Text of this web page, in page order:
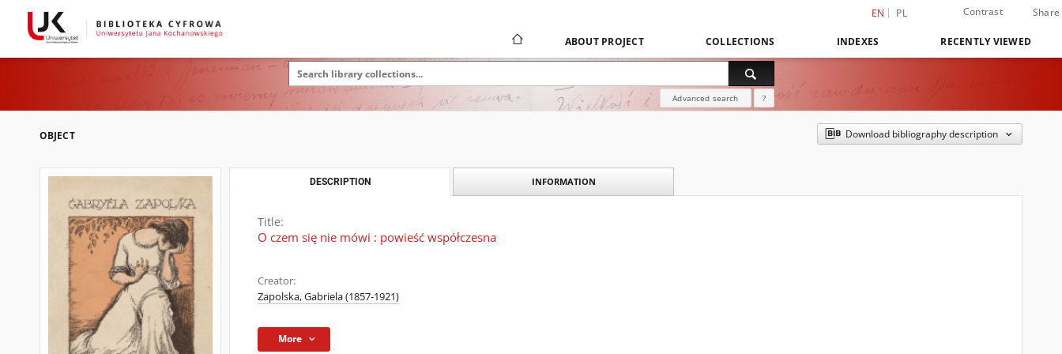
EN PL Contrast Share
ABOUT PROJECT COLLECTIONS INDEXES RECENTLY VIEWED
Advanced search ?
OBJECT Download bibliography description
DESCRIPTION INFORMATION
Title:
O czem się nie mówi : powieść współczesna
Creator:
Zapolska, Gabriela (1857-1921)
More